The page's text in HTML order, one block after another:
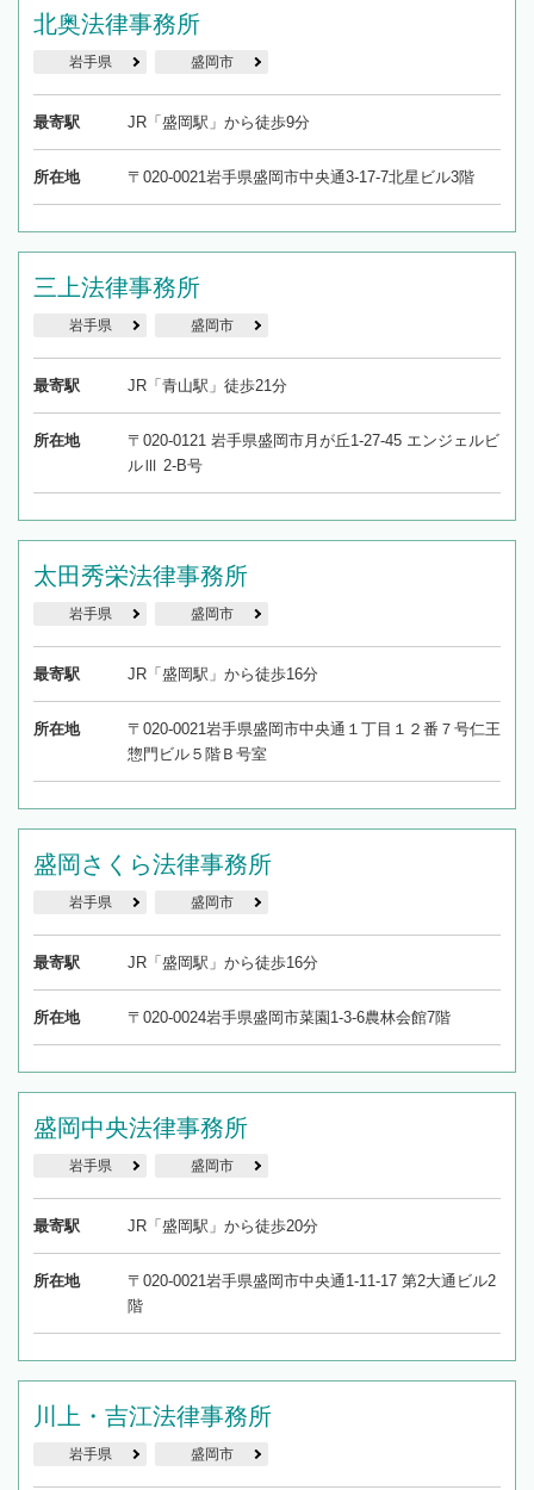
北奥法律事務所
岩手県 盛岡市
最寄駅 JR「盛岡駅」から徒歩9分
所在地 〒020-0021岩手県盛岡市中央通3-17-7北星ビル3階
三上法律事務所
岩手県 盛岡市
最寄駅 JR「青山駅」徒歩21分
所在地
〒020-0121 岩手県盛岡市月が丘1-27-45 エンジェルビ
ルⅢ 2-B号
太田秀栄法律事務所
岩手県 盛岡市
最寄駅 JR「盛岡駅」から徒歩16分
所在地
〒020-0021岩手県盛岡市中央通１丁目１２番７号仁王
惣門ビル５階Ｂ号室
盛岡さくら法律事務所
岩手県 盛岡市
最寄駅 JR「盛岡駅」から徒歩16分
所在地 〒020-0024岩手県盛岡市菜園1-3-6農林会館7階
盛岡中央法律事務所
岩手県 盛岡市
最寄駅 JR「盛岡駅」から徒歩20分
所在地
〒020-0021岩手県盛岡市中央通1-11-17 第2大通ビル2
階
川上・吉江法律事務所
岩手県 盛岡市